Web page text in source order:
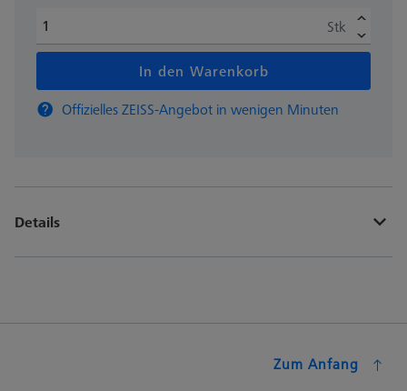
Stk
In den Warenkorb
Offizielles ZEISS-Angebot in wenigen Minuten
Details
Zum Anfang